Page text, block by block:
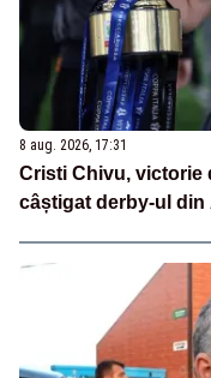
8 aug. 2026, 17:31
Cristi Chivu, victorie
câștigat derby-ul din